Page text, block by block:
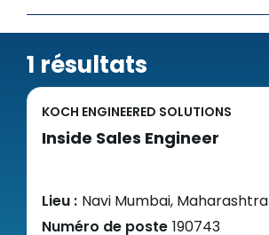
1 résultats
KOCH ENGINEERED SOLUTIONS
Inside Sales Engineer
Lieu : Navi Mumbai, Maharashtra
Numéro de poste 190743